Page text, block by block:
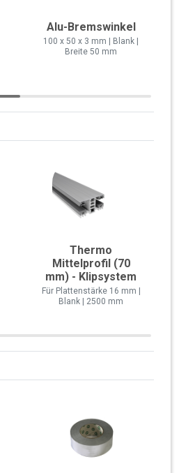
Alu-Bremswinkel
100 x 50 x 3 mm | Blank |
Breite 50 mm
Thermo
Mittelprofil (70
mm) - Klipsystem
Für Plattenstärke 16 mm |
Blank | 2500 mm